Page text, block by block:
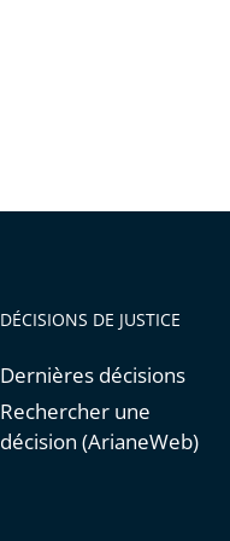
DÉCISIONS DE JUSTICE
Dernières décisions
Rechercher une
décision (ArianeWeb)